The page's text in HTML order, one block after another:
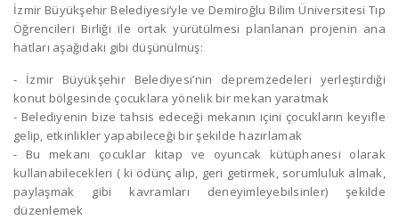
İzmir Büyükşehir Belediyesi’yle ve Demiroğlu Bilim Üniversitesi Tıp
Öğrencileri Birliği ile ortak yürütülmesi planlanan projenin ana
hatları aşağıdaki gibi düşünülmüş:
⁃ İzmir Büyükşehir Belediyesi’nin depremzedeleri yerleştirdiği
konut bölgesinde çocuklara yönelik bir mekan yaratmak
⁃ Belediyenin bize tahsis edeceği mekanın içini çocukların keyifle
gelip, etkinlikler yapabileceği bir şekilde hazırlamak
⁃ Bu mekanı çocuklar kitap ve oyuncak kütüphanesi olarak
kullanabilecekleri ( ki ödünç alıp, geri getirmek, sorumluluk almak,
paylaşmak gibi kavramları deneyimleyebilsinler) şekilde
düzenlemek